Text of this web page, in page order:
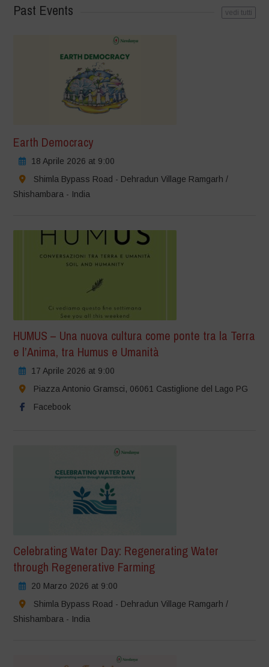
Past Events vedi tutti
Earth Democracy
18 Aprile 2026 at 9:00
Shimla Bypass Road - Dehradun Village Ramgarh /
Shishambara - India
HUMUS – Una nuova cultura come ponte tra la Terra
e l’Anima, tra Humus e Umanità
17 Aprile 2026 at 9:00
Piazza Antonio Gramsci, 06061 Castiglione del Lago PG
Facebook
Celebrating Water Day: Regenerating Water
through Regenerative Farming
20 Marzo 2026 at 9:00
Shimla Bypass Road - Dehradun Village Ramgarh /
Shishambara - India